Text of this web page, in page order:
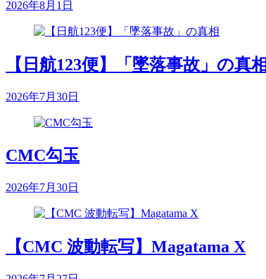
2026年8月1日
【日航123便】「墜落事故」の真相
2026年7月30日
CMC勾玉
2026年7月30日
【CMC 波動転写】Magatama X